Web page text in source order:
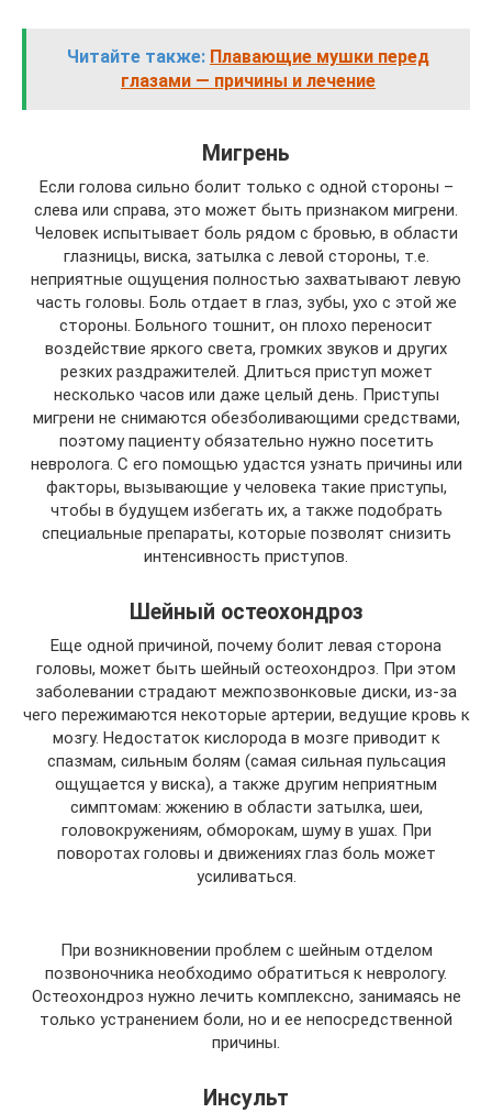
Читайте также: Плавающие мушки перед
глазами — причины и лечение
Мигрень
Если голова сильно болит только с одной стороны –
слева или справа, это может быть признаком мигрени.
Человек испытывает боль рядом с бровью, в области
глазницы, виска, затылка с левой стороны, т.е.
неприятные ощущения полностью захватывают левую
часть головы. Боль отдает в глаз, зубы, ухо с этой же
стороны. Больного тошнит, он плохо переносит
воздействие яркого света, громких звуков и других
резких раздражителей. Длиться приступ может
несколько часов или даже целый день. Приступы
мигрени не снимаются обезболивающими средствами,
поэтому пациенту обязательно нужно посетить
невролога. С его помощью удастся узнать причины или
факторы, вызывающие у человека такие приступы,
чтобы в будущем избегать их, а также подобрать
специальные препараты, которые позволят снизить
интенсивность приступов.
Шейный остеохондроз
Еще одной причиной, почему болит левая сторона
головы, может быть шейный остеохондроз. При этом
заболевании страдают межпозвонковые диски, из-за
чего пережимаются некоторые артерии, ведущие кровь к
мозгу. Недостаток кислорода в мозге приводит к
спазмам, сильным болям (самая сильная пульсация
ощущается у виска), а также другим неприятным
симптомам: жжению в области затылка, шеи,
головокружениям, обморокам, шуму в ушах. При
поворотах головы и движениях глаз боль может
усиливаться.
При возникновении проблем с шейным отделом
позвоночника необходимо обратиться к неврологу.
Остеохондроз нужно лечить комплексно, занимаясь не
только устранением боли, но и ее непосредственной
причины.
Инсульт